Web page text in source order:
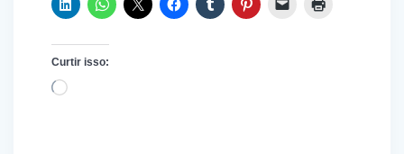
Curtir isso:
Carregando...